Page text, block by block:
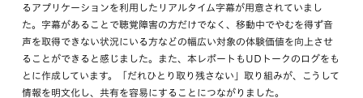
るアプリケーションを利用したリアルタイム字幕が用意されていまし
た。字幕があることで聴覚障害の方だけでなく、移動中でやむを得ず音
声を取得できない状況にいる方などの幅広い対象の体験価値を向上させ
ることができると感じました。また、本レポートもUDトークのログをも
とに作成しています。「だれひとり取り残さない」取り組みが、こうして
情報を明文化し、共有を容易にすることにつながりました。